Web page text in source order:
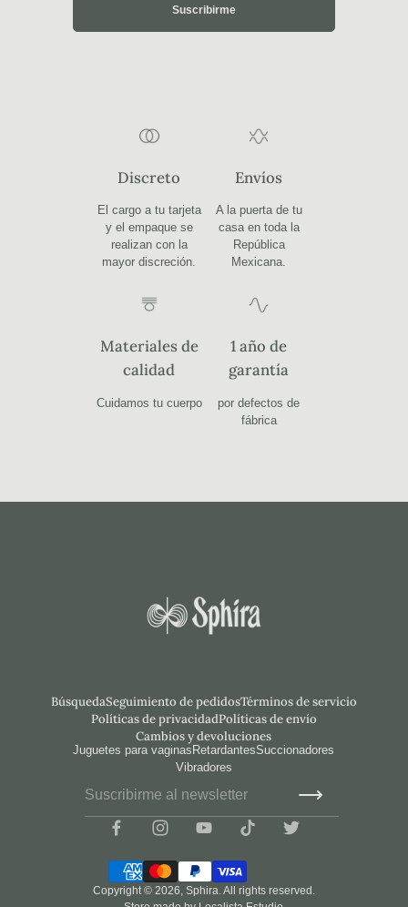
Suscribirme
Discreto
El cargo a tu tarjeta
y el empaque se
realizan con la
mayor discreción.
Envíos
A la puerta de tu
casa en toda la
República
Mexicana.
Materiales de
calidad
Cuidamos tu cuerpo
1 año de
garantía
por defectos de
fábrica
BúsquedaSeguimiento de pedidosTérminos de servicio
Políticas de privacidadPolíticas de envío
Cambios y devoluciones
Juguetes para vaginas RetardantesSuccionadores
Vibradores
Copyright © 2026, Sphira . All rights reserved.